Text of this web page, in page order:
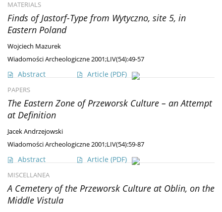
MATERIALS
Finds of Jastorf-Type from Wytyczno, site 5, in
Eastern Poland
Wojciech Mazurek
Wiadomości Archeologiczne 2001;LIV(54):49-57
Abstract Article (PDF)
PAPERS
The Eastern Zone of Przeworsk Culture – an Attempt
at Definition
Jacek Andrzejowski
Wiadomości Archeologiczne 2001;LIV(54):59-87
Abstract Article (PDF)
MISCELLANEA
A Cemetery of the Przeworsk Culture at Oblin, on the
Middle Vistula